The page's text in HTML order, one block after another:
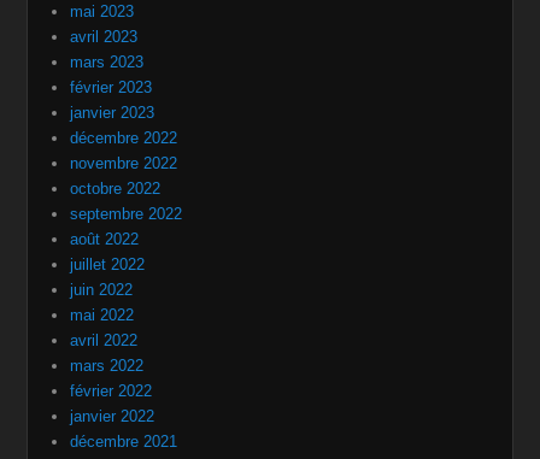
mai 2023
avril 2023
mars 2023
février 2023
janvier 2023
décembre 2022
novembre 2022
octobre 2022
septembre 2022
août 2022
juillet 2022
juin 2022
mai 2022
avril 2022
mars 2022
février 2022
janvier 2022
décembre 2021